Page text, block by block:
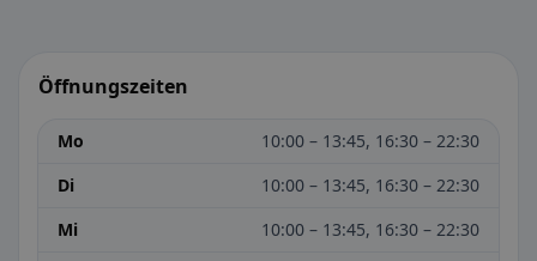
Öffnungszeiten
Mo
10:00 – 13:45, 16:30 – 22:30
Di
10:00 – 13:45, 16:30 – 22:30
Mi
10:00 – 13:45, 16:30 – 22:30